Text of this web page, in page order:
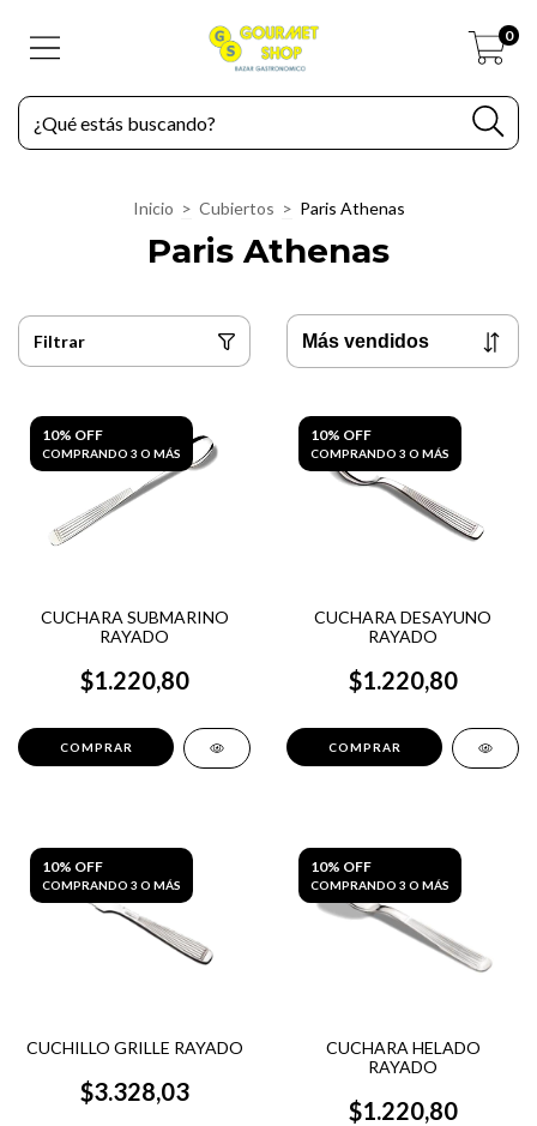
0
Inicio > Cubiertos > Paris Athenas
Paris Athenas
Filtrar
10% OFF
COMPRANDO 3 O MÁS
CUCHARA SUBMARINO
RAYADO
$1.220,80
10% OFF
COMPRANDO 3 O MÁS
CUCHARA DESAYUNO
RAYADO
$1.220,80
10% OFF
COMPRANDO 3 O MÁS
CUCHILLO GRILLE RAYADO
$3.328,03
10% OFF
COMPRANDO 3 O MÁS
CUCHARA HELADO
RAYADO
$1.220,80